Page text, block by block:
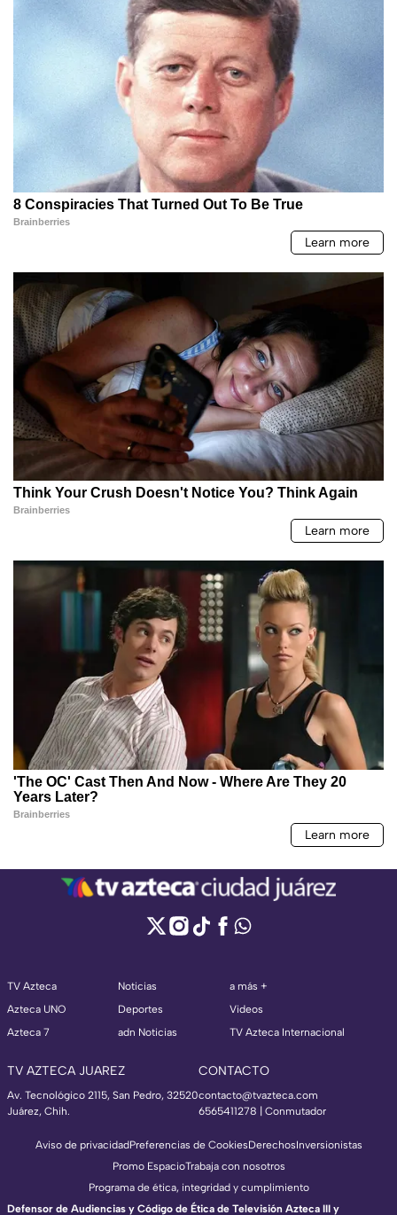
TV Azteca
Azteca UNO
Azteca 7
Noticias
Deportes
adn Noticias
a más +
Videos
TV Azteca Internacional
TV AZTECA JUAREZ
Av. Tecnológico 2115, San Pedro, 32520
Juárez, Chih.
CONTACTO
contacto@tvazteca.com
6565411278 | Conmutador
Aviso de privacidadPreferencias de CookiesDerechosInversionistas
Promo EspacioTrabaja con nosotros
Programa de ética, integridad y cumplimiento
Defensor de Audiencias y Código de Ética de Televisión Azteca III y